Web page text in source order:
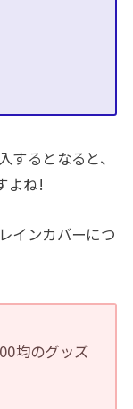
るとなると、
よね!
インカバーにつ
均のグッズ